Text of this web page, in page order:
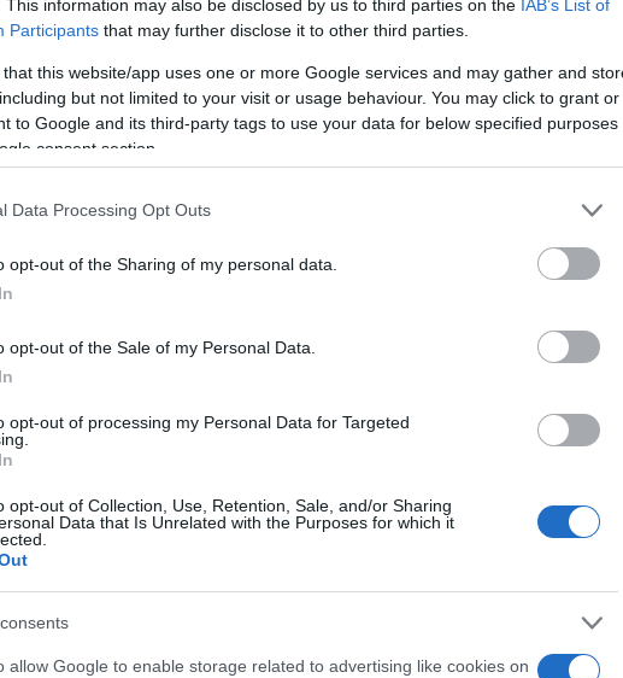
This information may also be disclosed by us to third parties on the IAB’s List of
Participants that may further disclose it to other third parties.
that this website/app uses one or more Google services and may gather and
but not limited to your visit or usage behaviour. You may click to grant or
to Google and its third-party tags to use your data for below specified purposes
consent section.
Data Processing Opt Outs
opt-out of the Sharing of my personal data.
opt-out of the Sale of my Personal Data.
opt-out of processing my Personal Data for Targeted
opt-out of Collection, Use, Retention, Sale, and/or Sharing
Data that Is Unrelated with the Purposes for which it
allow Google to enable storage related to advertising like cookies on
σας κοροϊδεύουν
την
μονάδα φυσικού
ΣΗΜΑΝΤΙΚΟΤΕΡΑ Reading Time: 1 min
και μάθετε πρώτοι όλες τις ειδήσεις!
κυβέρνηση για το βίαιο κλείσιμο της Πτολεμαΐδας V